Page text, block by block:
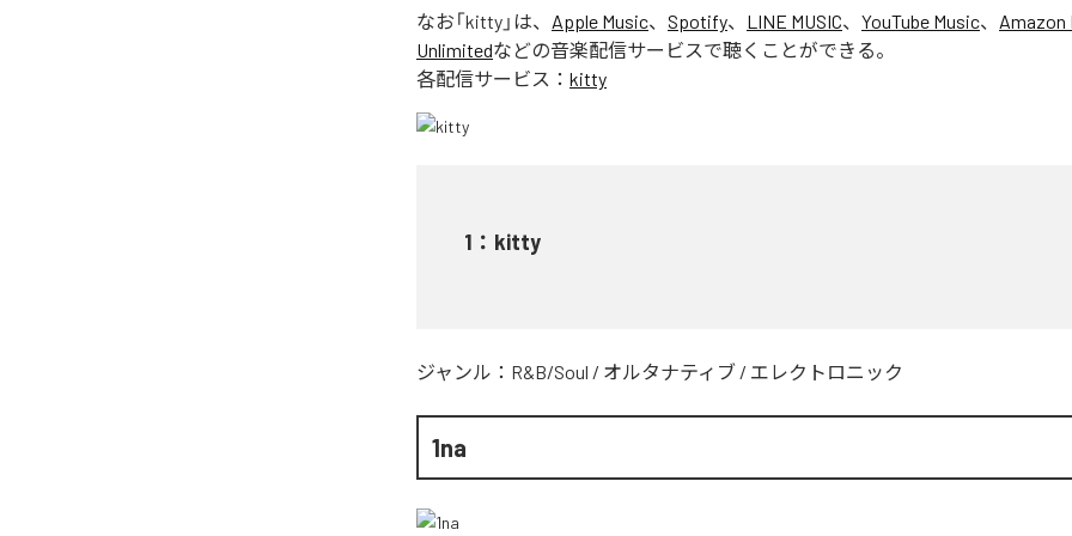
なお「kitty 」は、 Apple Music、 Spotify、 LINE MUSIC、 YouTube Music、 Amazon
Unlimitedなどの音楽配信サービスで聴くことができる。
各配信サービス： kitty
1 ： kitty
ジャンル： R&B/Soul / オルタナティブ / エレクトロニック
1na